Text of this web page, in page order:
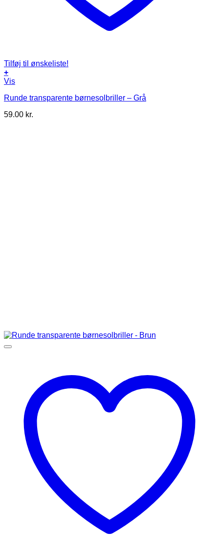
Tilføj til ønskeliste!
+
Vis
Runde transparente børnesolbriller – Grå
59.00 kr.